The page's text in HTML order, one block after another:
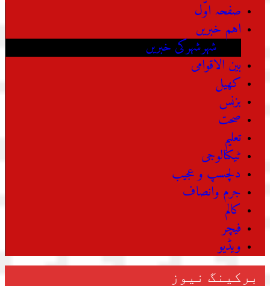
صفحہ اوّل
اہم خبریں
شہرشہرکی خبریں
بین الاقوامی
کھیل
بزنس
صحت
تعلیم
ٹیکنالوجی
دلچسپ و عجیب
جرم وانصاف
کالم
فیچر
ویڈیو
برکینگ نیوز